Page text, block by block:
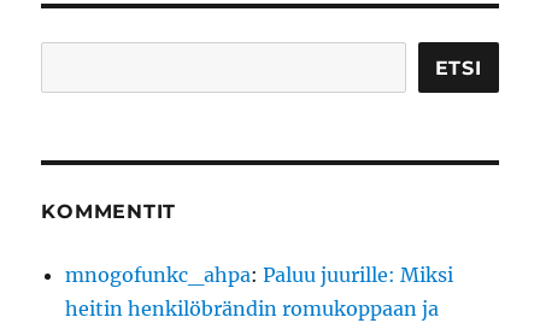
ETSI
KOMMENTIT
mnogofunkc_ahpa:Paluu juurille: Miksi
heitin henkilöbrändin romukoppaan ja